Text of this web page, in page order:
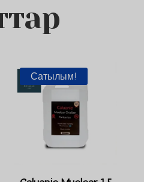
Сатылым!